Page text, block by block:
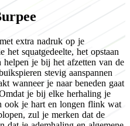
extra nadruk op je
het squatgedeelte, het opstaan
je bij het afzetten van de
stevig aanspannen
wanneer je naar beneden gaat
je bij elke herhaling je
ook je hart en longen flink wat
zul je merken dat de